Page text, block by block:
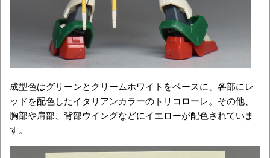
成型色はグリーンとクリームホワイトをベースに、各部にレ
ッドを配色したイタリアンカラーのトリコローレ。その他、
胸部や肩部、背部ウイングなどにイエローが配色されていま
す。